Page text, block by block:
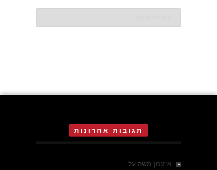
תגובות אחרונות
איזנמן משה על